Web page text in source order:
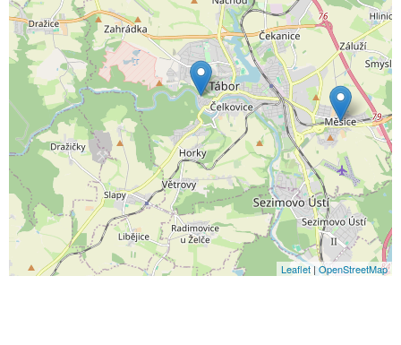
Leaflet | OpenStreetMap